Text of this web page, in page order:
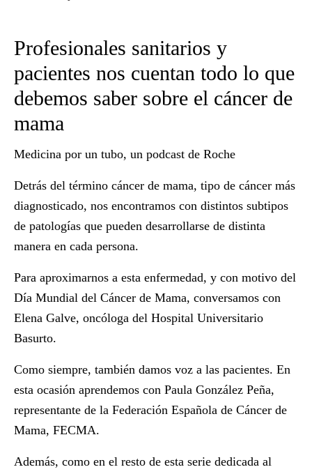
Profesionales sanitarios y
pacientes nos cuentan todo lo que
debemos saber sobre el cáncer de
mama
Medicina por un tubo, un podcast de Roche
Detrás del término cáncer de mama, tipo de cáncer más
diagnosticado, nos encontramos con distintos subtipos
de patologías que pueden desarrollarse de distinta
manera en cada persona.
Para aproximarnos a esta enfermedad, y con motivo del
Día Mundial del Cáncer de Mama, conversamos con
Elena Galve, oncóloga del Hospital Universitario
Basurto.
Como siempre, también damos voz a las pacientes. En
esta ocasión aprendemos con Paula González Peña,
representante de la Federación Española de Cáncer de
Mama, FECMA.
Además, como en el resto de esta serie dedicada al